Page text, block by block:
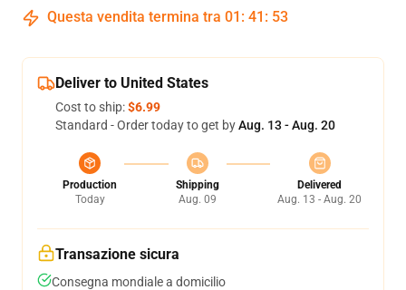
Questa vendita termina tra 01 : 41 : 53
Deliver to United States
Cost to ship:$6.99
Standard - Order today to get byAug. 13 - Aug. 20
Production
Today
Shipping
Aug. 09
Delivered
Aug. 13 - Aug. 20
Transazione sicura
Consegna mondiale a domicilio